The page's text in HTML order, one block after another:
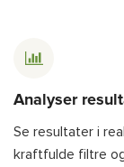
Analyser
Se resultater i
kraftfulde filtre